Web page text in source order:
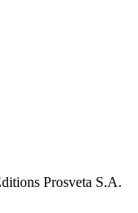
Prosveta S.A.